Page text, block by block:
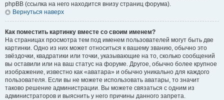
phpBB (ссылка на него находится внизу страниц форума).
Вернуться наверх
Как поместить картинку вместе со своим именем?
На страницах просмотра тем под именем пользователей могут быть две
картинки. Одно из них может относиться к вашему званию, обычно это
звёздочки, квадратики или точки, указывающие на то, сколько сообщений
вы оставили или на ваш статус на форуме. Другое, обычно более крупное
изображение, известно как «аватара» и обычно уникально для каждого
пользователя. Если вы не можете использовать аватары, то значит
таково решение администрации. Вы можете связаться с одним из
администраторов и выяснить у него причины данного запрета.